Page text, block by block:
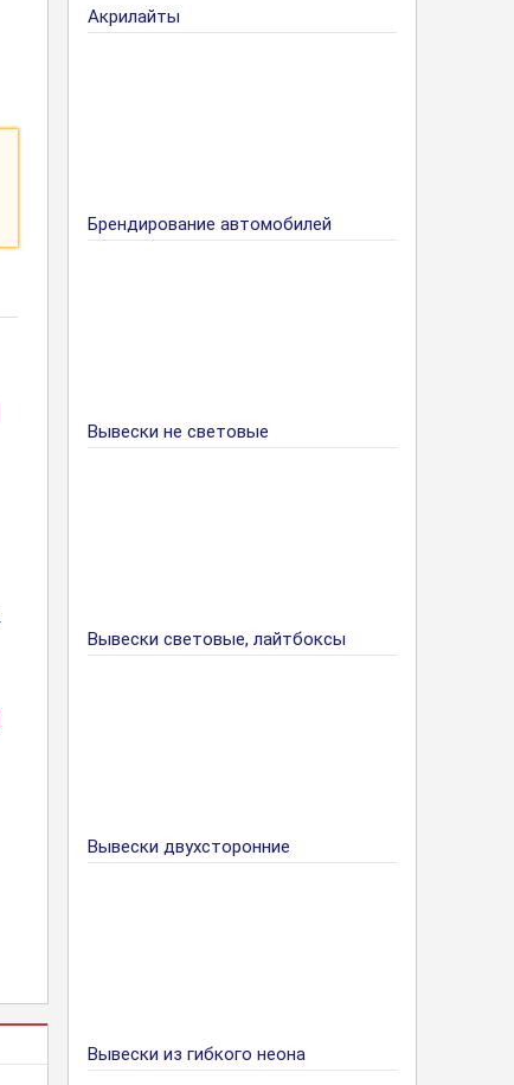
Акрилайты
Брендирование автомобилей
Вывески не световые
Вывески световые, лайтбоксы
Вывески двухсторонние
Вывески из гибкого неона